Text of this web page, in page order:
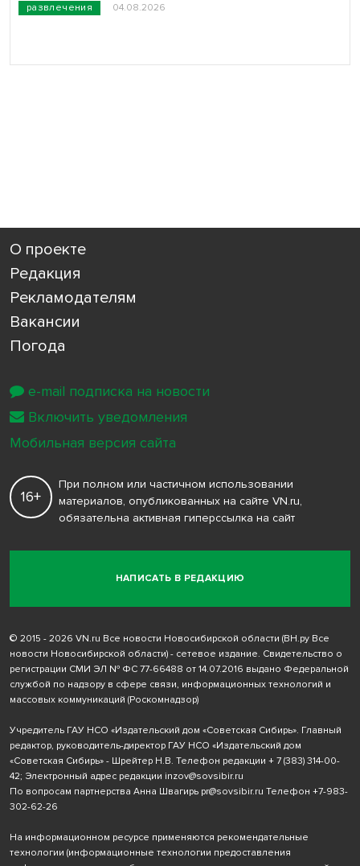
развлечения 04.08.2026
О проекте
Редакция
Рекламодателям
Вакансии
Погода
НАПИСАТЬ В РЕДАКЦИЮ
16+
При полном или частичном использовании
материалов, опубликованных на сайте VN.ru,
обязательна активная гиперссылка на сайт
© 2015 - 2026 VN.ru Все новости Новосибирской области (ВН.ру Все
новости Новосибирской области) - сетевое издание. Свидетельство о
регистрации СМИ ЭЛ № ФС 77-66488 от 14.07.2016 выдано Федеральной
службой по надзору в сфере связи, информационных технологий и
массовых коммуникаций (Роскомнадзор)
Учредитель ГАУ НСО «Издательский дом «Советская Сибирь». Главный
редактор, руководитель-директор ГАУ НСО «Издательский дом
«Советская Сибирь» - Шрейтер Н.В. Телефон редакции + 7 (383) 314-00-
42; Электронный адрес редакции inzov@sovsibir.ru
По вопросам партнерства Анна Швагирь pr@sovsibir.ru Телефон +7-983-
302-62-26
На информационном ресурсе применяются рекомендательные
технологии (информационные технологии предоставления
e-mail подписка на новости
Включить уведомления
Мобильная версия сайта